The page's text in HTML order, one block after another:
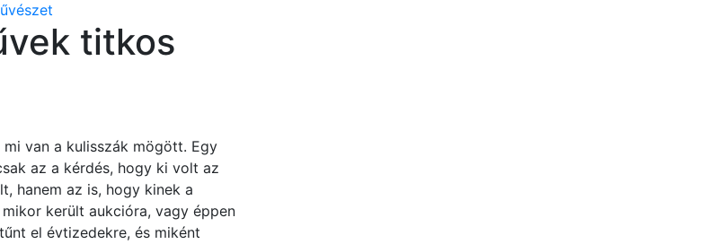
titkos
van a kulisszák mögött. Egy
az a kérdés, hogy ki volt az
hanem az is, hogy kinek a
került aukcióra, vagy éppen
el évtizedekre, és miként